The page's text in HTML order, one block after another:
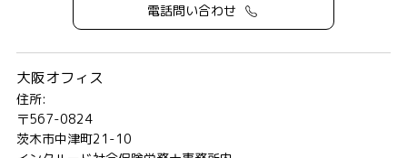
電話問い合わせ
大阪オフィス
住所:
〒567-0824
茨木市中津町21-10